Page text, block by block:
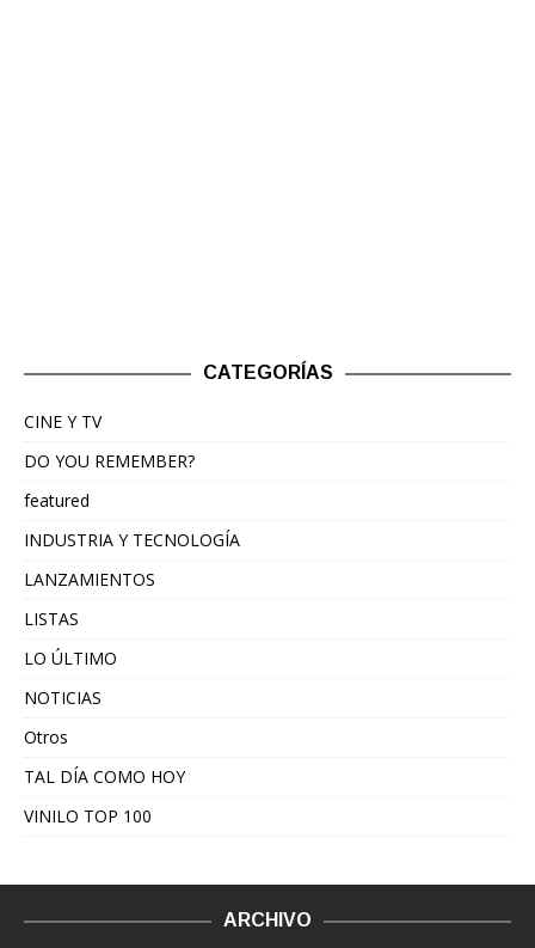
CATEGORÍAS
CINE Y TV
DO YOU REMEMBER?
featured
INDUSTRIA Y TECNOLOGÍA
LANZAMIENTOS
LISTAS
LO ÚLTIMO
NOTICIAS
Otros
TAL DÍA COMO HOY
VINILO TOP 100
ARCHIVO